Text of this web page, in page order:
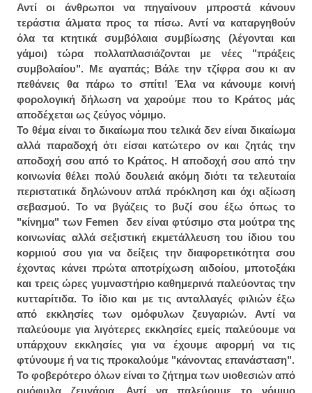
Αντί οι άνθρωποι να πηγαίνουν μπροστά κάνουν
τεράστια άλματα προς τα πίσω. Αντί να καταργηθούν
όλα τα κτητικά συμβόλαια συμβίωσης (λέγονται και
γάμοι) τώρα πολλαπλασιάζονται με νέες "πράξεις
συμβολαίου". Με αγαπάς; Βάλε την τζίφρα σου κι αν
πεθάνεις θα πάρω το σπίτι! Έλα να κάνουμε κοινή
φορολογική δήλωση να χαρούμε που το Κράτος μάς
αποδέχεται ως ζεύγος νόμιμο.
Το θέμα είναι το δικαίωμα που τελικά δεν είναι δικαίωμα
αλλά παραδοχή ότι είσαι κατώτερο ον και ζητάς την
αποδοχή σου από το Κράτος. Η αποδοχή σου από την
κοινωνία θέλει πολύ δουλειά ακόμη διότι τα τελευταία
περιστατικά δηλώνουν απλά πρόκληση και όχι αξίωση
σεβασμού. Το να βγάζεις το βυζί σου έξω όπως το
"κίνημα" των Femen δεν είναι φτύσιμο στα μούτρα της
κοινωνίας αλλά σεξιστική εκμετάλλευση του ίδιου του
κορμιού σου για να δείξεις την διαφορετικότητα σου
έχοντας κάνει πρώτα αποτρίχωση αιδοίου, μποτοξάκι
και τρεις ώρες γυμναστήριο καθημερινά παλεύοντας την
κυτταρίτιδα. Το ίδιο και με τις ανταλλαγές φιλιών έξω
από εκκλησίες των ομόφυλων ζευγαριών. Αντί να
παλεύουμε για λιγότερες εκκλησίες εμείς παλεύουμε να
υπάρχουν εκκλησίες για να έχουμε αφορμή να τις
φτύνουμε ή να τις προκαλούμε "κάνοντας επανάσταση".
Το φοβερότερο όλων είναι το ζήτημα των υιοθεσιών από
ομόφυλα ζευγάρια. Αντί να παλεύουμε το νόμιμο